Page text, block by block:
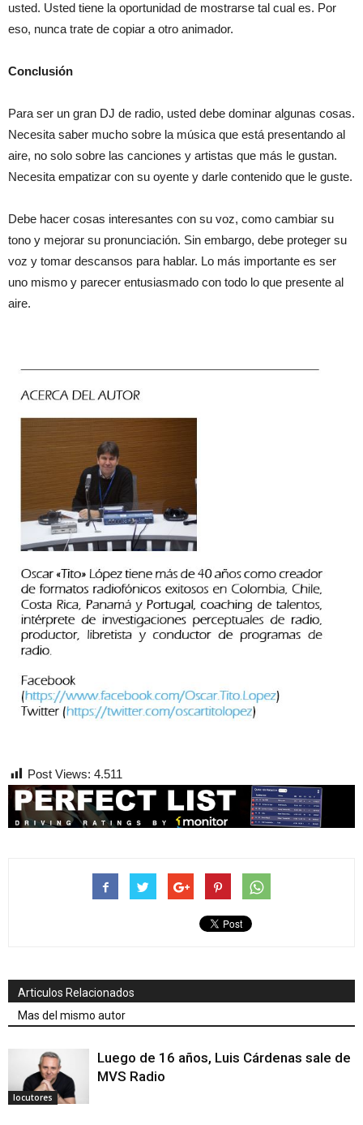
usted. Usted tiene la oportunidad de mostrarse tal cual es. Por
eso, nunca trate de copiar a otro animador.
Conclusión
Para ser un gran DJ de radio, usted debe dominar algunas cosas.
Necesita saber mucho sobre la música que está presentando al
aire, no solo sobre las canciones y artistas que más le gustan.
Necesita empatizar con su oyente y darle contenido que le guste.
Debe hacer cosas interesantes con su voz, como cambiar su
tono y mejorar su pronunciación. Sin embargo, debe proteger su
voz y tomar descansos para hablar. Lo más importante es ser
uno mismo y parecer entusiasmado con todo lo que presente al
aire.
Post Views: 4.511
Articulos Relacionados
Mas del mismo autor
locutores
Luego de 16 años, Luis Cárdenas sale de
MVS Radio